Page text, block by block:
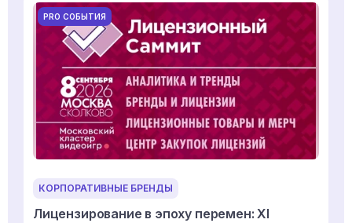
PRO СОБЫТИЯ
КОРПОРАТИВНЫЕ БРЕНДЫ
Лицензирование в эпоху перемен: XI